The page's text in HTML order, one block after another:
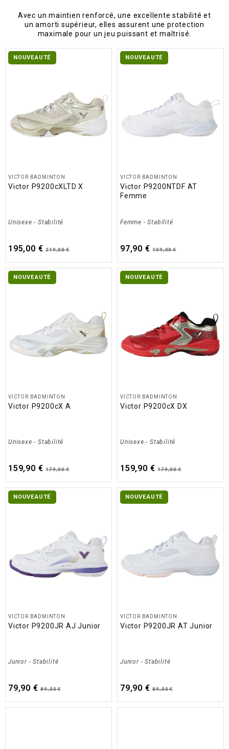
Avec un maintien renforcé, une excellente stabilité et
un amorti supérieur, elles assurent une protection
maximale pour un jeu puissant et maîtrisé.
NOUVEAUTÉ
VICTOR BADMINTON
Victor P9200cXLTD X
Unisexe -Stabilité
195,00 € 219,00 €
NOUVEAUTÉ
VICTOR BADMINTON
Victor P9200NTDF AT
Femme
Femme -Stabilité
97,90 € 109,00 €
NOUVEAUTÉ
VICTOR BADMINTON
Victor P9200cX A
Unisexe -Stabilité
159,90 € 179,00 €
NOUVEAUTÉ
VICTOR BADMINTON
Victor P9200cX DX
Unisexe -Stabilité
159,90 € 179,00 €
NOUVEAUTÉ
VICTOR BADMINTON
Victor P9200JR AJ Junior
Junior-Stabilité
79,90 € 89,00 €
NOUVEAUTÉ
VICTOR BADMINTON
Victor P9200JR AT Junior
Junior-Stabilité
79,90 € 89,00 €